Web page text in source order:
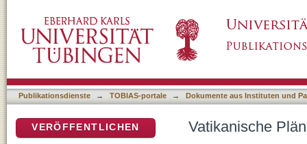
Publikationsdienste → TOBIAS-portale → Dokumente aus Instituten und
Vatikanische
VERÖFFENTLICHEN